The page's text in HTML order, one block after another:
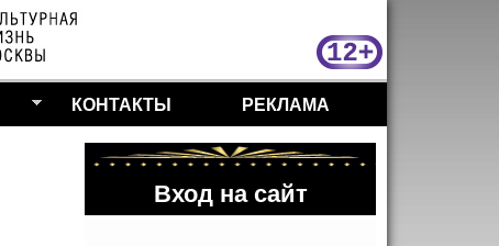
КОНТАКТЫ РЕКЛАМА
Вход на сайт